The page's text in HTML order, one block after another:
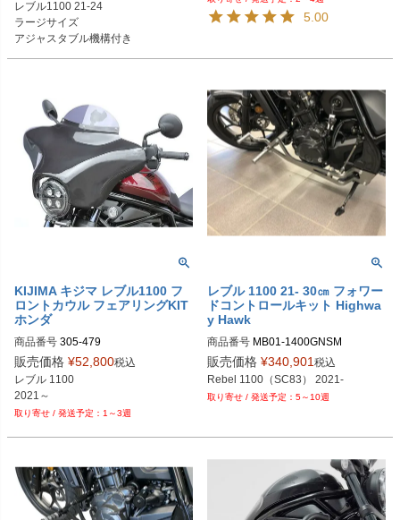
レブル1100 21-24
ラージサイズ
アジャスタブル機構付き
5.00
KIJIMA キジマ レブル1100 フ
ロントカウル フェアリングKIT
ホンダ
商品番号 305-479
販売価格 ¥52,800税込
レブル 1100
2021～
1～3週
レブル 1100 21- 30㎝ フォワー
ドコントロールキット Highwa
y Hawk
商品番号 MB01-1400GNSM
MB01-1400GNSM-CH： クローム
MB01-1400GNSM：グロスブラック
MB01-1400GNSM-MB：マットブラ
ック
販売価格 ¥340,901 税込
Rebel 1100（SC83） 2021-
5～10週